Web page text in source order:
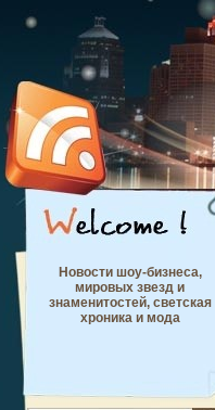
Новости шоу-бизнеса,
мировых звезд и
знаменитостей, светская
хроника и мода